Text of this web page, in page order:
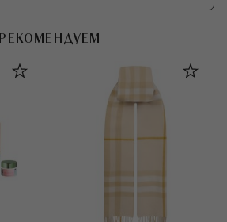
РЕКОМЕНДУЕМ